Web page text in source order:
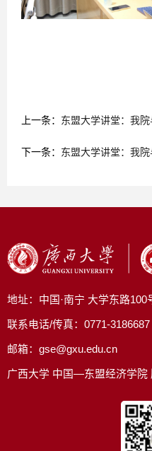
上一条： 东盟大学讲堂：我院
下一条： 东盟大学讲堂：我院与
地址：中国·南宁 大学东路100
联系电话/传真：0771-3186687
邮箱：gse@gxu.edu.cn
广西大学 中国—东盟经济学院